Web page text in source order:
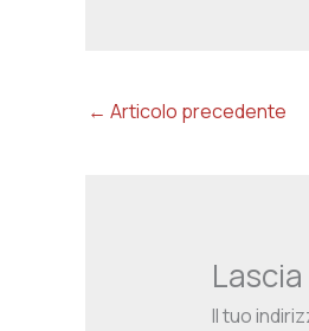
← Articolo precedente
Il tuo